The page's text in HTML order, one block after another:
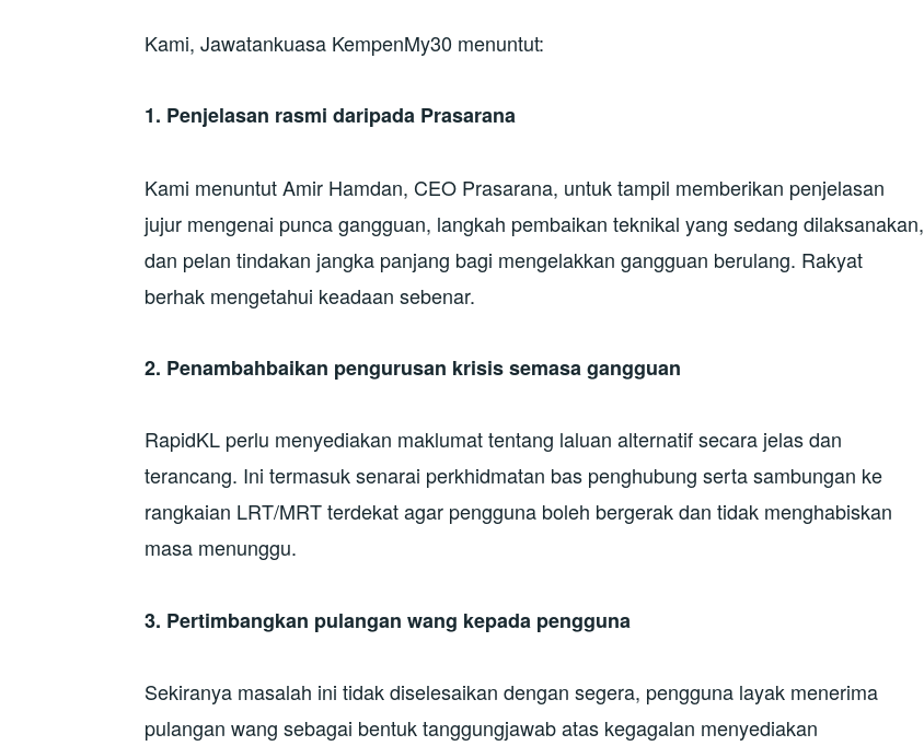
Kami, Jawatankuasa KempenMy30 menuntut:
1. Penjelasan rasmi daripada Prasarana
Kami menuntut Amir Hamdan, CEO Prasarana, untuk tampil memberikan penjelasan
jujur mengenai punca gangguan, langkah pembaikan teknikal yang sedang dilaksanakan,
dan pelan tindakan jangka panjang bagi mengelakkan gangguan berulang. Rakyat
berhak mengetahui keadaan sebenar.
2. Penambahbaikan pengurusan krisis semasa gangguan
RapidKL perlu menyediakan maklumat tentang laluan alternatif secara jelas dan
terancang. Ini termasuk senarai perkhidmatan bas penghubung serta sambungan ke
rangkaian LRT/MRT terdekat agar pengguna boleh bergerak dan tidak menghabiskan
masa menunggu.
3. Pertimbangkan pulangan wang kepada pengguna
Sekiranya masalah ini tidak diselesaikan dengan segera, pengguna layak menerima
pulangan wang sebagai bentuk tanggungjawab atas kegagalan menyediakan